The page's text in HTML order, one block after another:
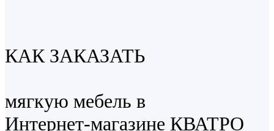
КАК ЗАКАЗАТЬ
мягкую мебель в
Интернет-магазине КВАТРО